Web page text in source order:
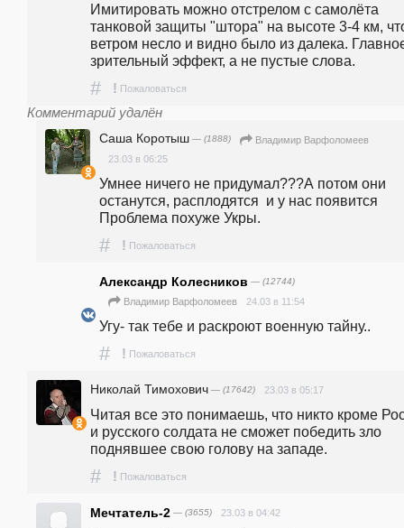
Имитировать можно отстрелом с самолёта
танковой защиты "штора" на высоте 3-4 км,
ветром несло и видно было из далека.
зрительный эффект, а не пустые слова.
# ! Пожаловаться
Комментарий удалён
Саша Коротыш — (1888)
Владимир Варфоломеев
23.03 в 06:25
Умнее ничего не придумал???А потом они
останутся, расплодятся  и у нас появится
Проблема похуже Укры.
# ! Пожаловаться
Александр Колесников — (12744)
Владимир Варфоломеев 24.03 в 11:54
Угу- так тебе и раскроют военную тайну..
# ! Пожаловаться
Николай Тимохович — (17642) 23.03 в 05:17
Читая все это понимаешь, что никто кроме
и русского солдата не сможет победить зло
поднявшее свою голову на западе.
# ! Пожаловаться
Мечтатель-2 — (3655) 23.03 в 04:42